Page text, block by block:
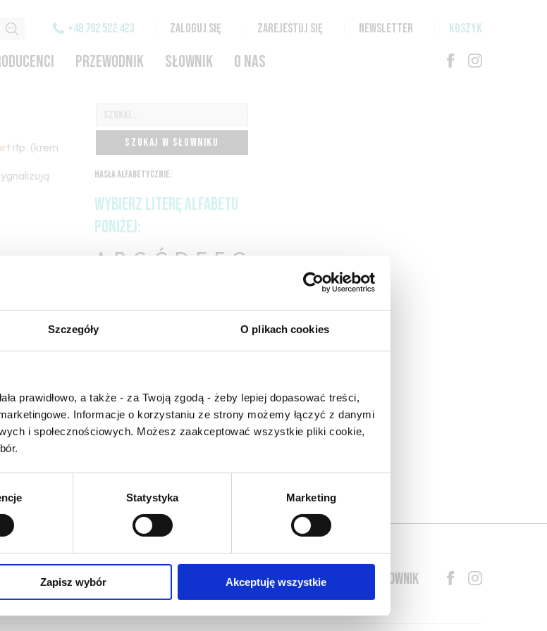
Szczegóły O plikach cookies
prawidłowo, a także - za Twoją zgodą - żeby lepiej dopasować treści,
Informacje o korzystaniu ze strony możemy łączyć z danymi
i społecznościowych. Możesz zaakceptować wszystkie pliki cookie,
Statystyka Marketing
Zapisz wybór Akceptuję wszystkie
+48 792 522 423 ZALOGUJ SIĘ ZAREJESTUJ SIĘ NEWSLETTER KOSZYK
PRZEWODNIK SŁOWNIK O NAS
itp. (krem
SZUKAJ W SŁOWNIKU
HASŁA ALFABETYCZNIE:
WYBIERZ LITERĘ ALFABETU
PONIŻEJ:
A B C-Ć D E F G
O-Ó P Q R S-Ś T
U
Z-Ź-Ż
wprowadzaniem do
słownika nowych haseł.
Jeśli jakis termin stwarza
słowniku -proszę nas o
tym poinformować
O NAS OFERTA ONLINE PRODUCENCI BLOG PRZEWODNIK SŁOWNIK